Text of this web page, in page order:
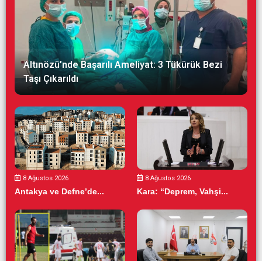
Altınözü’nde Başarılı Ameliyat: 3 Tükürük Bezi
Taşı Çıkarıldı
8 Ağustos 2026
Antakya ve Defne’de...
8 Ağustos 2026
Kara: “Deprem, Vahşi...